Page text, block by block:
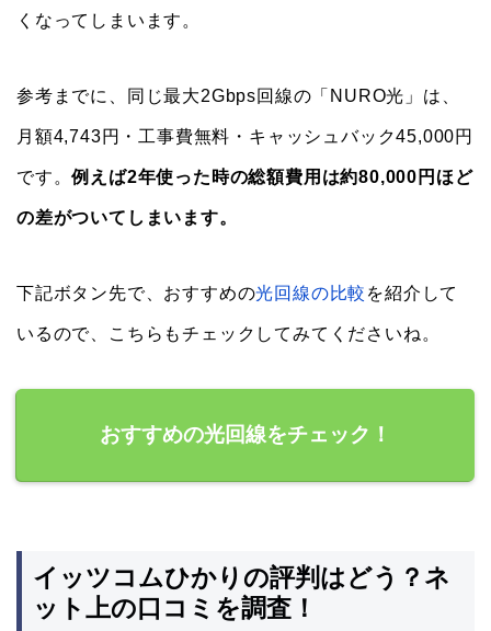
くなってしまいます。
参考までに、同じ最大2Gbps回線の「NURO光」は、
月額4,743円・工事費無料・キャッシュバック45,000円
です。例えば2年使った時の総額費用は約80,000円ほど
の差がついてしまいます。
下記ボタン先で、おすすめの光回線の比較 を紹介して
いるので、こちらもチェックしてみてくださいね。
おすすめの光回線をチェック！
イッツコムひかりの評判はどう？ネ
ット上の口コミを調査！